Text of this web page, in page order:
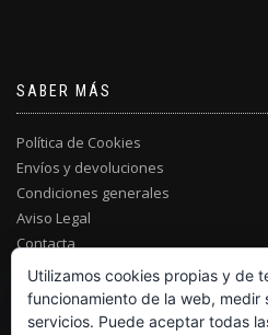
SABER MÁS
Política de Cookies
Envíos y devoluciones
Condiciones generales
Aviso Legal
Contacta
Utilizamos cookies propias y de
funcionamiento de la web, medir
servicios. Puede aceptar todas